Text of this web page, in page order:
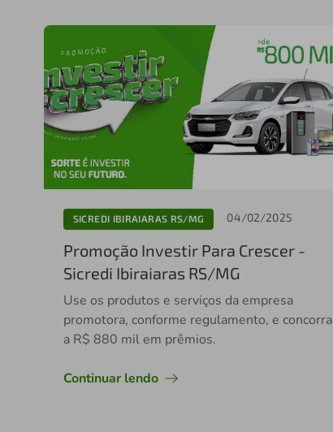
SICREDI IBIRAIARAS RS/MG 04/02/2025
Promoção Investir Para Crescer -
Sicredi Ibiraiaras RS/MG
Use os produtos e serviços da empresa
promotora, conforme regulamento, e concorra
a R$ 880 mil em prêmios.
Continuar lendo